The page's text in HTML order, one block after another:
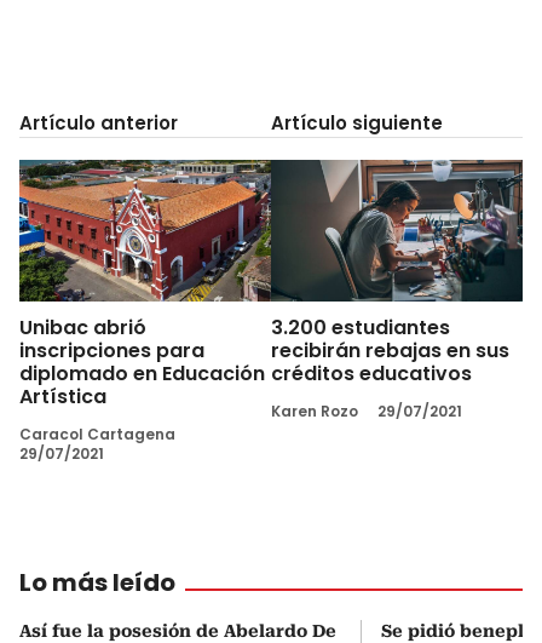
Artículo anterior
Unibac abrió
inscripciones para
diplomado en Educación
Artística
Caracol Cartagena
29/07/2021
Artículo siguiente
3.200 estudiantes
recibirán rebajas en sus
créditos educativos
Karen Rozo 29/07/2021
Lo más leído
Así fue la posesión de Abelardo De
Se pidió